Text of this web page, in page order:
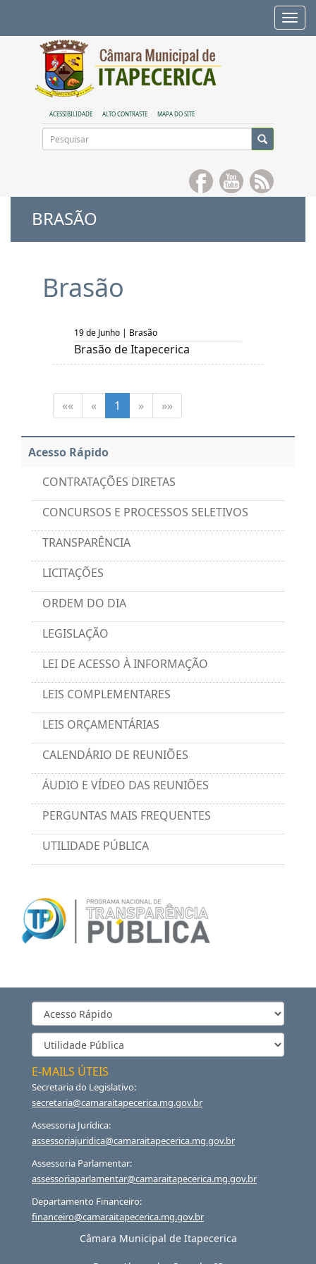
ACESSIBILIDADE ALTO CONTRASTE MAPA DO SITE
BRASÃO
Brasão
19 de Junho | Brasão
Brasão de Itapecerica
«« « 1 » »»
Acesso Rápido
CONTRATAÇÕES DIRETAS
CONCURSOS E PROCESSOS SELETIVOS
TRANSPARÊNCIA
LICITAÇÕES
ORDEM DO DIA
LEGISLAÇÃO
LEI DE ACESSO À INFORMAÇÃO
LEIS COMPLEMENTARES
LEIS ORÇAMENTÁRIAS
CALENDÁRIO DE REUNIÕES
ÁUDIO E VÍDEO DAS REUNIÕES
PERGUNTAS MAIS FREQUENTES
UTILIDADE PÚBLICA
E-MAILS ÚTEIS
Secretaria do Legislativo:
secretaria@camaraitapecerica.mg.gov.br
Assessoria Jurídica:
assessoriajuridica@camaraitapecerica.mg.gov.br
Assessoria Parlamentar:
assessoriaparlamentar@camaraitapecerica.mg.gov.br
Departamento Financeiro:
financeiro@camaraitapecerica.mg.gov.br
Câmara Municipal de Itapecerica